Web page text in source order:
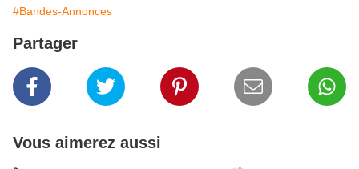
#Bandes-Annonces
Partager
Vous aimerez aussi